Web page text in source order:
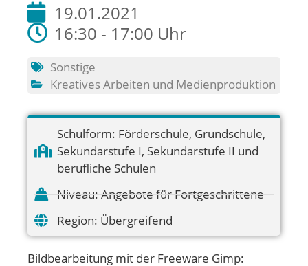
19.01.2021
16:30 - 17:00 Uhr
Sonstige
Kreatives Arbeiten und Medienproduktion
Schulform: Förderschule, Grundschule,
Sekundarstufe I, Sekundarstufe II und
berufliche Schulen
Niveau: Angebote für Fortgeschrittene
Region: Übergreifend
Bildbearbeitung mit der Freeware Gimp: